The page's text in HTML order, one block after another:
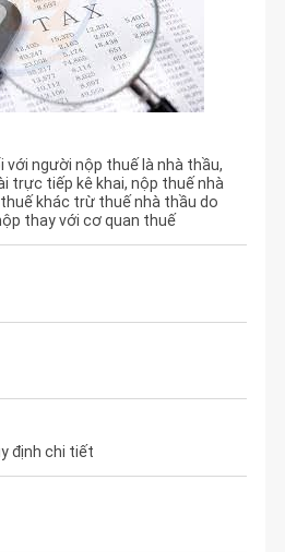
với người nộp thuế là nhà thầu,
trực tiếp kê khai, nộp thuế nhà
khác trừ thuế nhà thầu do
thay với cơ quan thuế
định chi tiết